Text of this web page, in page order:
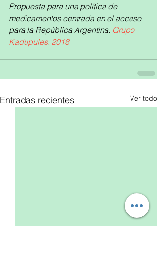
Propuesta para una política de
medicamentos centrada en el acceso
para la República Argentina. Grupo
Kadupules. 2018
Entradas recientes Ver todo